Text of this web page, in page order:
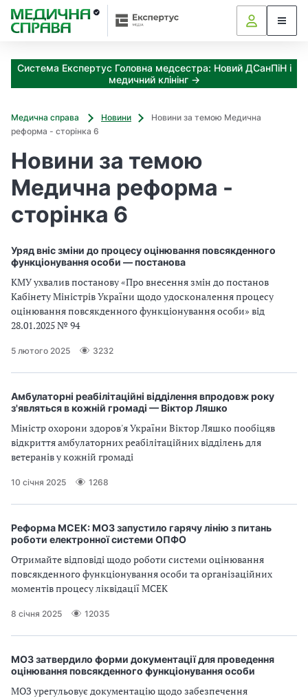
Система Експертус Головна медсестра: Новий ДСанПіН і
медичний клінінг →
Медична справа Новини
Новини за темою Медична
реформа - сторінка 6
Новини за темою
Медична реформа -
сторінка 6
Уряд вніс зміни до процесу оцінювання повсякденного
функціонування особи — постанова
КМУ ухвалив постанову «Про внесення змін до постанов
Кабінету Міністрів України щодо удосконалення процесу
оцінювання повсякденного функціонування особи» від
28.01.2025 № 94
5 лютого 2025 3232
Амбулаторні реабілітаційні відділення впродовж року
з'являться в кожній громаді — Віктор Ляшко
Міністр охорони здоров'я України Віктор Ляшко пообіцяв
відкриття амбулаторних реабілітаційних відділень для
ветеранів у кожній громаді
10 січня 2025 1268
Реформа МСЕК: МОЗ запустило гарячу лінію з питань
роботи електронної системи ОПФО
Отримайте відповіді щодо роботи системи оцінювання
повсякденного функціонування особи та організаційних
моментів процесу ліквідації МСЕК
8 січня 2025 12035
МОЗ затвердило форми документації для проведення
оцінювання повсякденного функціонування особи
МОЗ урегульовує документацію щодо забезпечення
З
а
к
з
о
и
м
н
о
т
и
м
а
т
и
а
и
П
Р